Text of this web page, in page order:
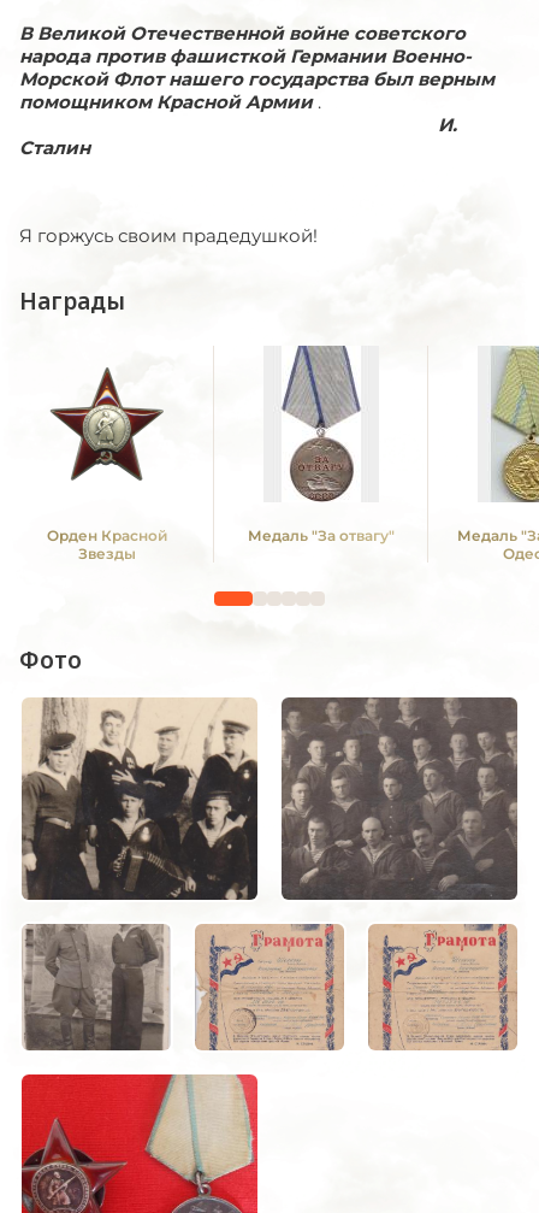
В Великой Отечественной войне советского
народа против фашисткой Германии Военно-
Морской Флот нашего государства был верным
помощником Красной Армии .
И.
Сталин
Я горжусь своим прадедушкой!
Награды
Орден Красной
Звезды
Медаль "За отвагу"
Медаль
Фото